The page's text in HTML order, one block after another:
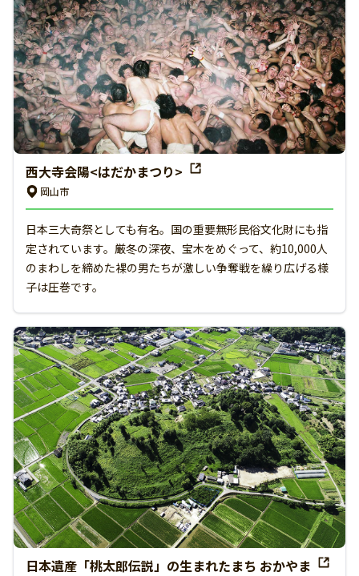
西大寺会陽<はだかまつり>
岡山市
日本三大奇祭としても有名。国の重要無形民俗文化財にも指
定されています。厳冬の深夜、宝木をめぐって、約10,000人
のまわしを締めた裸の男たちが激しい争奪戦を繰り広げる様
子は圧巻です。
日本遺産「桃太郎伝説」の生まれたまち おかやま